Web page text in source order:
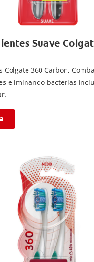
Suave
Colgate 360 ​​Carbon,
eliminando bacterias